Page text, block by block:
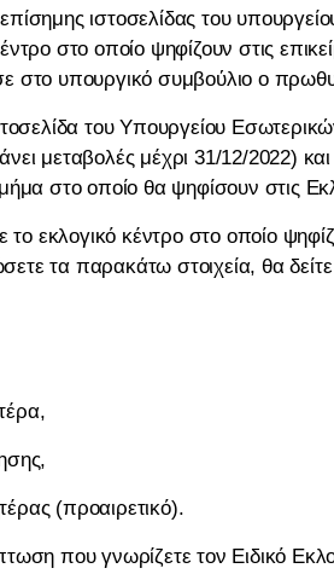
ιστοσελίδας του
στο οποίο ψηφίζουν στις
στο υπουργικό συμβούλιο ο
του Υπουργείου
μεταβολές μέχρι 31/12/2022)
στο οποίο θα ψηφίσουν στις
το εκλογικό κέντρο στο οποίο
τα παρακάτω στοιχεία, θα δείτε
(προαιρετικό).
που γνωρίζετε τον Ειδικό